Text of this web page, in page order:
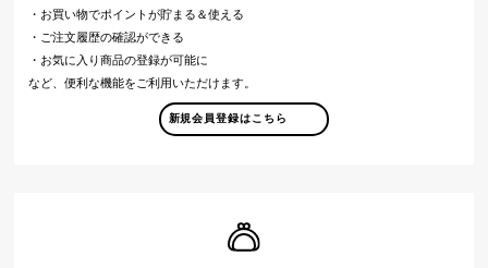
・お買い物でポイントが貯まる＆使える
・ご注文履歴の確認ができる
・お気に入り商品の登録が可能に
など、便利な機能をご利用いただけます。
新規会員登録はこちら